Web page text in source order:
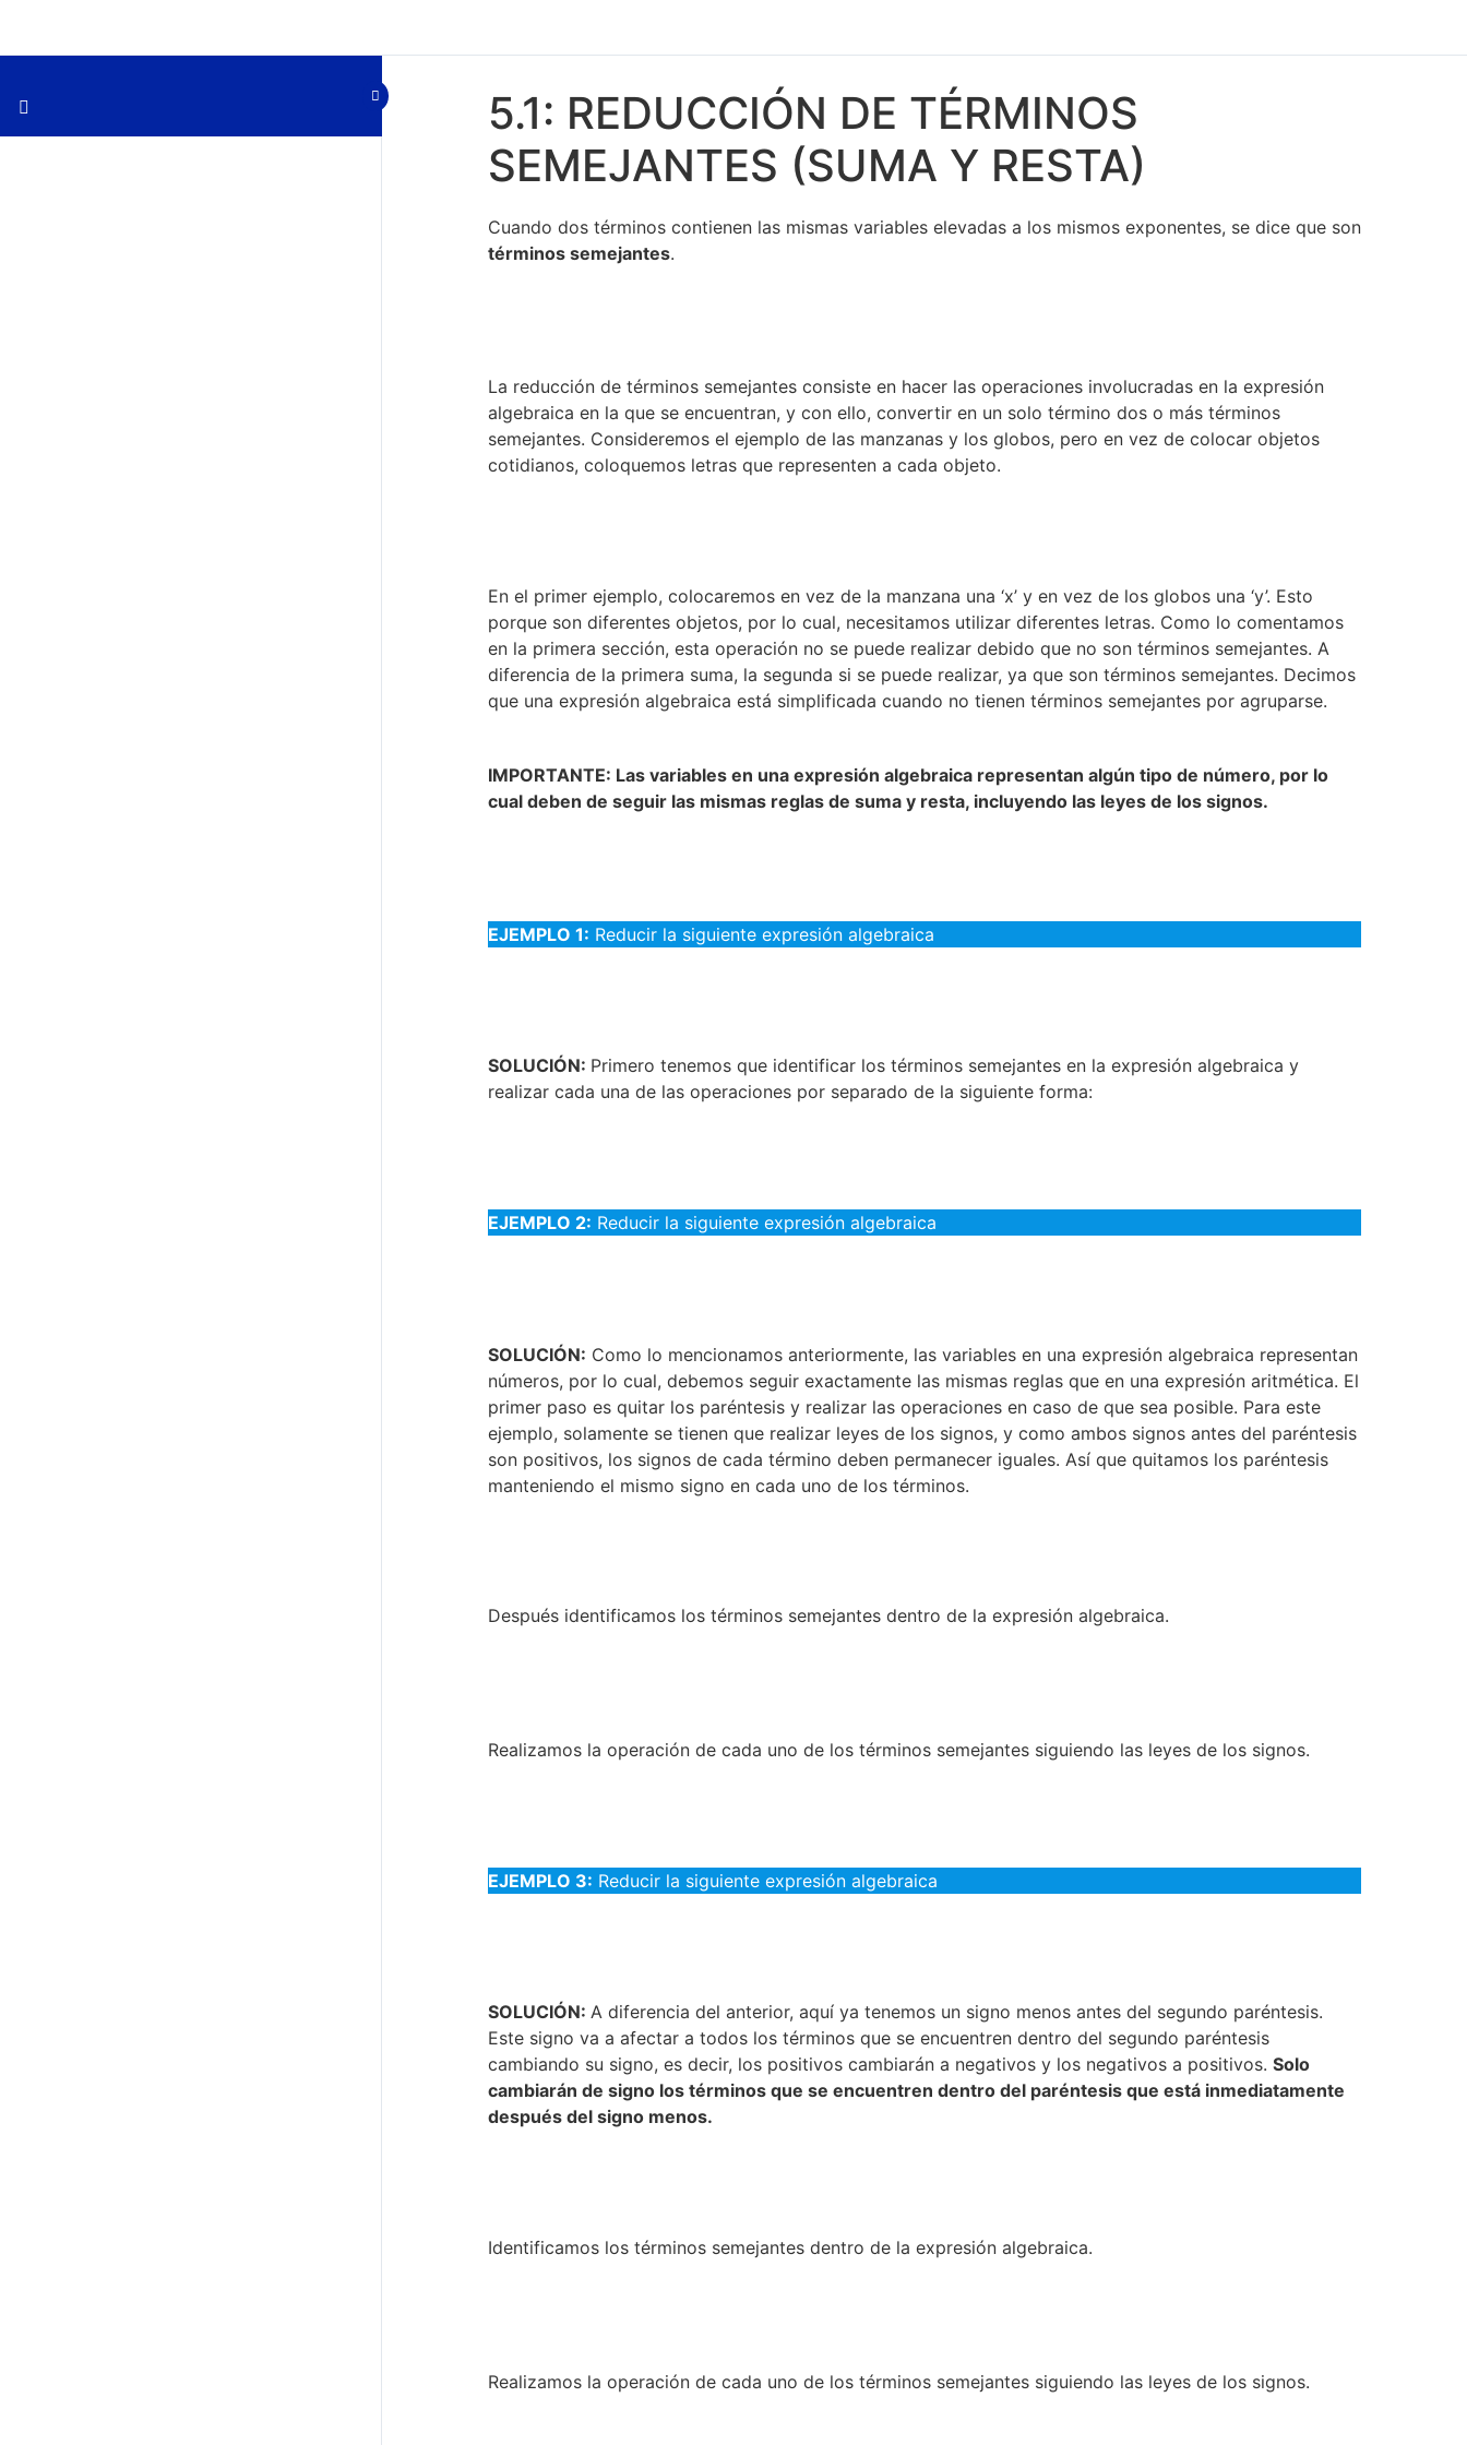
5.1: REDUCCIÓN DE TÉRMINOS
SEMEJANTES (SUMA Y RESTA)
Cuando dos términos contienen las mismas variables elevadas a los mismos exponentes, se dice que son
términos semejantes.
La reducción de términos semejantes consiste en hacer las operaciones involucradas en la expresión
algebraica en la que se encuentran, y con ello, convertir en un solo término dos o más términos
semejantes. Consideremos el ejemplo de las manzanas y los globos, pero en vez de colocar objetos
cotidianos, coloquemos letras que representen a cada objeto.
En el primer ejemplo, colocaremos en vez de la manzana una ‘x’ y en vez de los globos una ‘y’. Esto
porque son diferentes objetos, por lo cual, necesitamos utilizar diferentes letras. Como lo comentamos
en la primera sección, esta operación no se puede realizar debido que no son términos semejantes. A
diferencia de la primera suma, la segunda si se puede realizar, ya que son términos semejantes. Decimos
que una expresión algebraica está simplificada cuando no tienen términos semejantes por agruparse.
IMPORTANTE: Las variables en una expresión algebraica representan algún tipo de número, por lo
cual deben de seguir las mismas reglas de suma y resta, incluyendo las leyes de los signos.
EJEMPLO 1: Reducir la siguiente expresión algebraica
SOLUCIÓN: Primero tenemos que identificar los términos semejantes en la expresión algebraica y
realizar cada una de las operaciones por separado de la siguiente forma:
EJEMPLO 2: Reducir la siguiente expresión algebraica
SOLUCIÓN: Como lo mencionamos anteriormente, las variables en una expresión algebraica representan
números, por lo cual, debemos seguir exactamente las mismas reglas que en una expresión aritmética. El
primer paso es quitar los paréntesis y realizar las operaciones en caso de que sea posible. Para este
ejemplo, solamente se tienen que realizar leyes de los signos, y como ambos signos antes del paréntesis
son positivos, los signos de cada término deben permanecer iguales. Así que quitamos los paréntesis
manteniendo el mismo signo en cada uno de los términos.
Después identificamos los términos semejantes dentro de la expresión algebraica.
Realizamos la operación de cada uno de los términos semejantes siguiendo las leyes de los signos.
EJEMPLO 3: Reducir la siguiente expresión algebraica
SOLUCIÓN: A diferencia del anterior, aquí ya tenemos un signo menos antes del segundo paréntesis.
Este signo va a afectar a todos los términos que se encuentren dentro del segundo paréntesis
cambiando su signo, es decir, los positivos cambiarán a negativos y los negativos a positivos. Solo
cambiarán de signo los términos que se encuentren dentro del paréntesis que está inmediatamente
después del signo menos.
Identificamos los términos semejantes dentro de la expresión algebraica.
Realizamos la operación de cada uno de los términos semejantes siguiendo las leyes de los signos.